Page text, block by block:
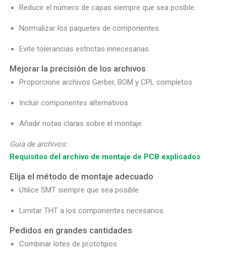
Reducir el número de capas siempre que sea posible.
Normalizar los paquetes de componentes
Evite tolerancias estrictas innecesarias.
Mejorar la precisión de los archivos
Proporcione archivos Gerber, BOM y CPL completos.
Incluir componentes alternativos
Añadir notas claras sobre el montaje.
Guía de archivos:
Requisitos del archivo de montaje de PCB explicados
Elija el método de montaje adecuado
Utilice SMT siempre que sea posible.
Limitar THT a los componentes necesarios.
Pedidos en grandes cantidades
Combinar lotes de prototipos